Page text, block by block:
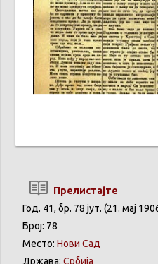
Прелистајте
Год. 41, бр. 78 јут. (21. мај
Број: 78
Место: Нови Сад
Држава: Србија